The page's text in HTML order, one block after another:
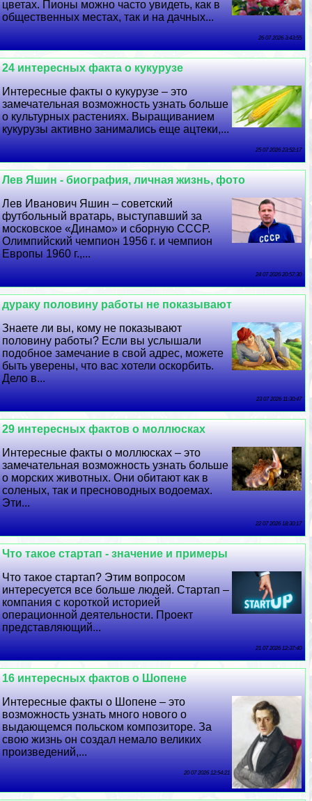
цветах. Пионы можно часто увидеть, как в
общественных местах, так и на дачных...
26 07 2026 3:43:55
24 интересных факта о кукурузе
Интересные факты о кукурузе – это
замечательная возможность узнать больше
о культурных растениях. Выращиванием
кукурузы активно занимались еще ацтеки,...
25 07 2026 23:52:17
Лев Яшин - биография, личная жизнь, фото
Лев Иванович Яшин – советский
футбольный вратарь, выступавший за
московское «Динамо» и сборную СССР.
Олимпийский чемпион 1956 г. и чемпион
Европы 1960 г.,...
24 07 2026 20:57:30
дypaку половину работы не показывают
Знаете ли вы, кому не показывают
половину работы? Если вы услышали
подобное замечание в свой адрес, можете
быть уверены, что вас хотели оскорбить.
Дело в...
23 07 2026 11:30:47
29 интересных фактов о моллюсках
Интересные факты о моллюсках – это
замечательная возможность узнать больше
о морских животных. Они обитают как в
соленых, так и пресноводных водоемах.
Эти...
22 07 2026 18:30:17
Что такое стартап - значение и примеры
Что такое стартап? Этим вопросом
интересуется все больше людей. Стартап –
компания с короткой историей
операционной деятельности. Проект
представляющий...
21 07 2026 12:37:40
16 интересных фактов о Шопене
Интересные факты о Шопене – это
возможность узнать много нового о
выдающемся польском композиторе. За
свою жизнь он создал немало великих
произведений,...
20 07 2026 12:54:21